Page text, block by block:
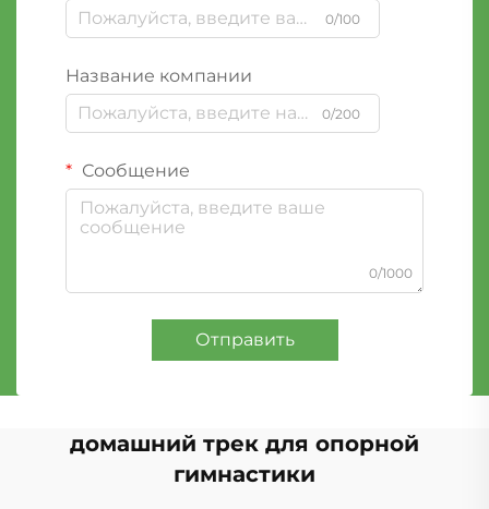
0/100
Название компании
0/200
Сообщение
0/1000
Отправить
домашний трек для опорной
гимнастики